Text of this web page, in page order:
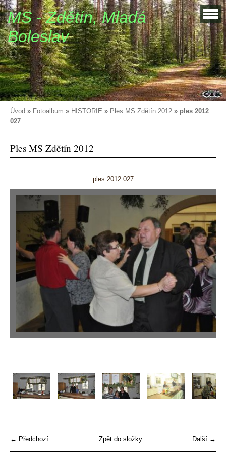
MS - Zdětín, Mladá
Boleslav
Úvod » Fotoalbum » HISTORIE » Ples MS Zdětín 2012 » ples 2012
027
Ples MS Zdětín 2012
ples 2012 027
← Předchozí Další →
Zpět do složky